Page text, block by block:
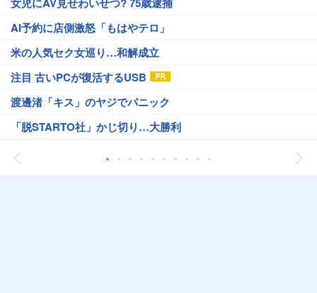
AI予約に店側激怒「もはやテロ」
米の人気セク女巡り…和解成立
注目 古いPCが復活するUSB
渡邊渚「キス」のヤジでパニック
「脱STARTO社」かじ切り…大勝利